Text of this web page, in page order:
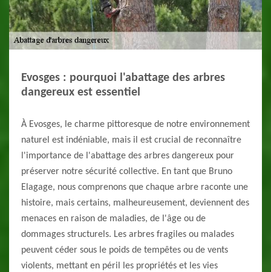
Evosges : pourquoi l'abattage des arbres
dangereux est essentiel
À Evosges, le charme pittoresque de notre environnement
naturel est indéniable, mais il est crucial de reconnaître
l'importance de l'abattage des arbres dangereux pour
préserver notre sécurité collective. En tant que Bruno
Elagage, nous comprenons que chaque arbre raconte une
histoire, mais certains, malheureusement, deviennent des
menaces en raison de maladies, de l'âge ou de
dommages structurels. Les arbres fragiles ou malades
peuvent céder sous le poids de tempêtes ou de vents
violents, mettant en péril les propriétés et les vies